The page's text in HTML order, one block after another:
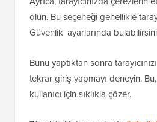
olun. Bu seçeneği genellikle
Güvenlik' ayarlarında
Bunu yaptıktan sonra
tekrar giriş yapmayı deneyin.
kullanıcı için sıklıkla çözer.